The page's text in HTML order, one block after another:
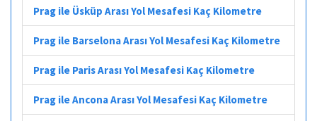
Prag ile Üsküp Arası Yol Mesafesi Kaç Kilometre
Prag ile Barselona Arası Yol Mesafesi Kaç Kilometre
Prag ile Paris Arası Yol Mesafesi Kaç Kilometre
Prag ile Ancona Arası Yol Mesafesi Kaç Kilometre